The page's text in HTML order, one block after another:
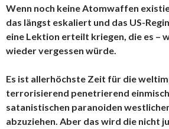
Wenn noch keine Atomwaffen
das längst eskaliert und das US-
eine Lektion erteilt kriegen, die es –
wieder vergessen würde.
Es ist allerhöchste Zeit für die
terrorisierend penetrierend
satanistischen paranoiden
abzuziehen. Aber das wird die nicht